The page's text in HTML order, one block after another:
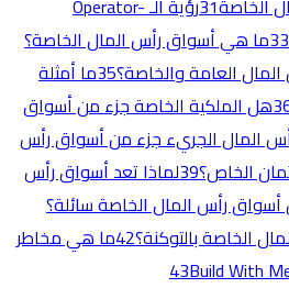
33ما هي أسواق رأس المال الخاصة؟
العامة والخاصة؟35ما أمثلة
هل الملكية الخاصة جزء من أسواق
المال الجريء جزء من أسواق رأس
الخاص؟39لماذا تعد أسواق رأس
رأس المال الخاصة سائلة؟
الخاصة بالتوكنة؟42ما هي مخاطر
43Build With